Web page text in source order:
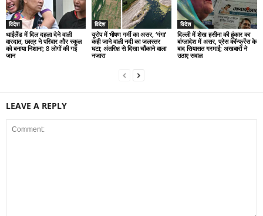
विदेश
थाईलैंड में दिल दहला देने वाली
वारदात, छात्र ने परिवार और स्कूल
को बनाया निशाना; 8 लोगों की गई
जान
विदेश
यूरोप में भीषण गर्मी का असर, ‘गंगा’
कही जाने वाली नदी का जलस्तर
घटा; अंतरिक्ष से दिखा चौंकाने वाला
नजारा
विदेश
दिल्ली में शेख हसीना की हुंकार का
बांग्लादेश में असर, प्रेस कॉन्फ्रेंस के
बाद सियासत गरमाई; अखबारों ने
उठाए सवाल
LEAVE A REPLY